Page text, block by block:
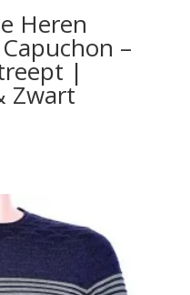
Heren
–
|
Zwart